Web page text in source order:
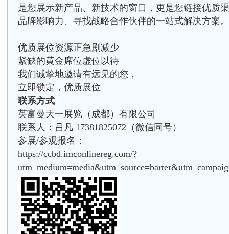
是您展示新产品、新技术的窗口，更是您链接优质
品牌影响力、寻找战略合作伙伴的一站式解决方案。
优质展位资源正急剧减少
紧缺的黄金席位虚位以待
我们诚挚地邀请有远见的您，
立即锁定，优质展位
联系方式
英富曼天一展览（成都）有限公司
联系人：吕凡 17381825072（微信同号）
参展/参观报名：
https://ccbd.imconlinereg.com/?